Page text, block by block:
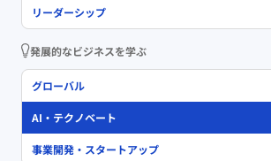
リーダーシップ
発展的なビジネスを学ぶ
グローバル
AI・テクノベート
事業開発・スタートアップ